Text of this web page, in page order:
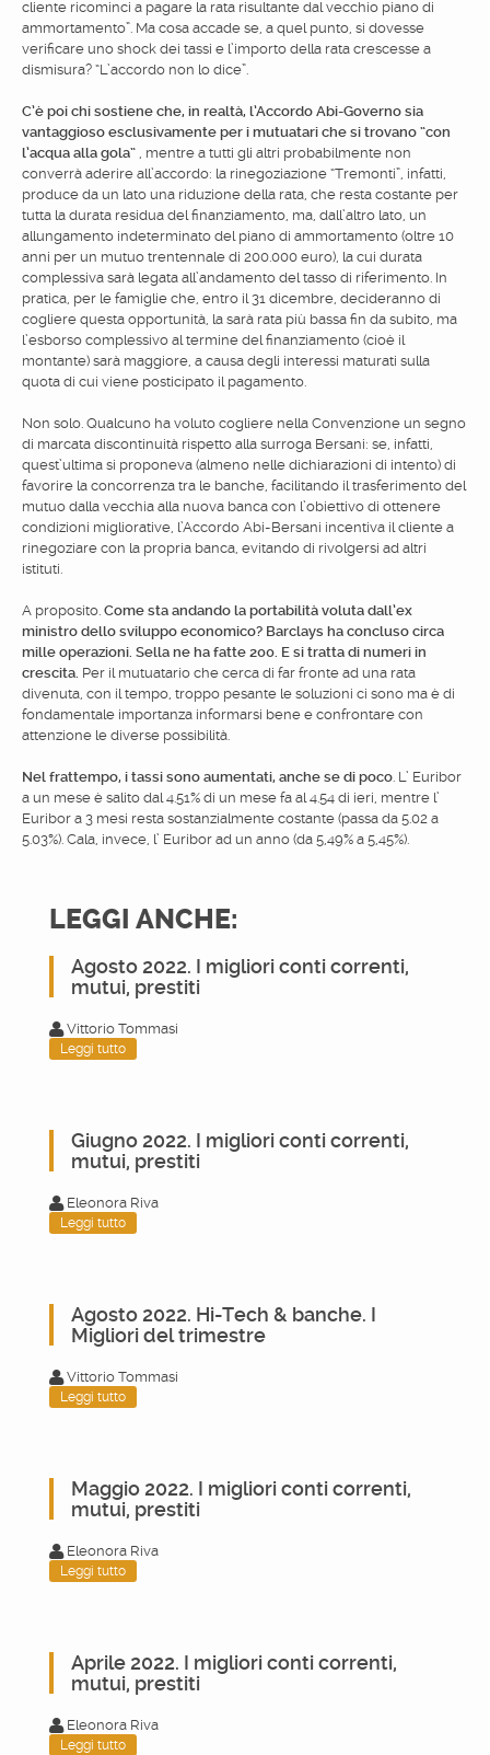
cliente ricominci a pagare la rata risultante dal vecchio piano di
ammortamento”. Ma cosa accade se, a quel punto, si dovesse
verificare uno shock dei tassi e l’importo della rata crescesse a
dismisura? “L’accordo non lo dice”.
C’è poi chi sostiene che, in realtà, l’Accordo Abi-Governo sia
vantaggioso esclusivamente per i mutuatari che si trovano “con
l’acqua alla gola” , mentre a tutti gli altri probabilmente non
converrà aderire all’accordo: la rinegoziazione “Tremonti”, infatti,
produce da un lato una riduzione della rata, che resta costante per
tutta la durata residua del finanziamento, ma, dall’altro lato, un
allungamento indeterminato del piano di ammortamento (oltre 10
anni per un mutuo trentennale di 200.000 euro), la cui durata
complessiva sarà legata all’andamento del tasso di riferimento. In
pratica, per le famiglie che, entro il 31 dicembre, decideranno di
cogliere questa opportunità, la sarà rata più bassa fin da subito, ma
l’esborso complessivo al termine del finanziamento (cioè il
montante) sarà maggiore, a causa degli interessi maturati sulla
quota di cui viene posticipato il pagamento.
Non solo. Qualcuno ha voluto cogliere nella Convenzione un segno
di marcata discontinuità rispetto alla surroga Bersani: se, infatti,
quest’ultima si proponeva (almeno nelle dichiarazioni di intento) di
favorire la concorrenza tra le banche, facilitando il trasferimento del
mutuo dalla vecchia alla nuova banca con l’obiettivo di ottenere
condizioni migliorative, l’Accordo Abi-Bersani incentiva il cliente a
rinegoziare con la propria banca, evitando di rivolgersi ad altri
istituti.
A proposito. Come sta andando la portabilità voluta dall’ex
ministro dello sviluppo economico? Barclays ha concluso circa
mille operazioni. Sella ne ha fatte 200. E si tratta di numeri in
crescita. Per il mutuatario che cerca di far fronte ad una rata
divenuta, con il tempo, troppo pesante le soluzioni ci sono ma è di
fondamentale importanza informarsi bene e confrontare con
attenzione le diverse possibilità.
Nel frattempo, i tassi sono aumentati, anche se di poco. L’ Euribor
a un mese è salito dal 4.51% di un mese fa al 4.54 di ieri, mentre l’
Euribor a 3 mesi resta sostanzialmente costante (passa da 5.02 a
5.03%). Cala, invece, l’ Euribor ad un anno (da 5,49% a 5,45%).
LEGGI ANCHE:
Agosto 2022. I migliori conti correnti,
mutui, prestiti
Vittorio Tommasi
Leggi tutto
Giugno 2022. I migliori conti correnti,
mutui, prestiti
Eleonora Riva
Leggi tutto
Agosto 2022. Hi-Tech & banche. I
Migliori del trimestre
Vittorio Tommasi
Leggi tutto
Maggio 2022. I migliori conti correnti,
mutui, prestiti
Eleonora Riva
Leggi tutto
Aprile 2022. I migliori conti correnti,
mutui, prestiti
Eleonora Riva
Leggi tutto